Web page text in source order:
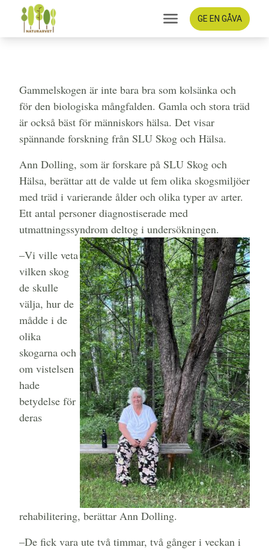
GE EN GÅVA
Gammelskogen är inte bara bra som kolsänka och
för den biologiska mångfalden. Gamla och stora träd
är också bäst för människors hälsa. Det visar
spännande forskning från SLU Skog och Hälsa.
Ann Dolling, som är forskare på SLU Skog och
Hälsa, berättar att de valde ut fem olika skogsmiljöer
med träd i varierande ålder och olika typer av arter.
Ett antal personer diagnostiserade med
utmattningssyndrom deltog i undersökningen.
–Vi ville veta
vilken skog
de skulle
välja, hur de
mådde i de
olika
skogarna och
om vistelsen
hade
betydelse för
deras
rehabilitering, berättar Ann Dolling.
–De fick vara ute två timmar, två gånger i veckan i